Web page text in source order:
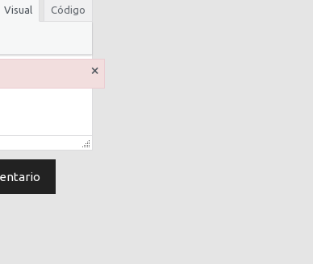
Visual Código
×